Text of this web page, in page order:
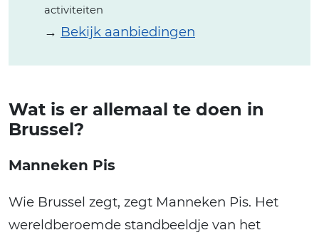
activiteiten
→ Bekijk aanbiedingen
Wat is er allemaal te doen in
Brussel?
Manneken Pis
Wie Brussel zegt, zegt Manneken Pis. Het
wereldberoemde standbeeldje van het